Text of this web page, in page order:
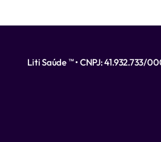
Liti Saúde ™ • CNPJ: 41.932.733/